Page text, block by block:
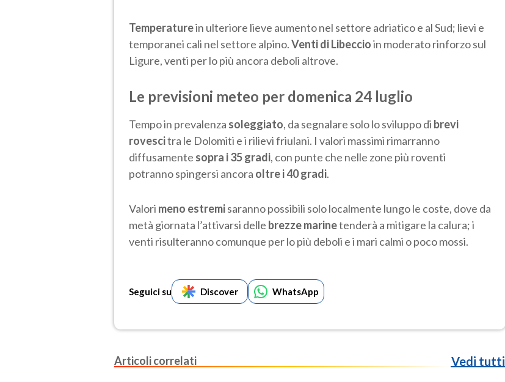
Temperaturein ulteriore lieve aumento nel settore adriatico e al Sud; lievi e
temporanei cali nel settore alpino.Venti di Libeccioin moderato rinforzo sul
Ligure, venti per lo più ancora deboli altrove.
Le previsioni meteo per domenica 24 luglio
Tempo in prevalenza soleggiato, da segnalare solo lo sviluppo di brevi
rovescitra le Dolomiti e i rilievi friulani. I valori massimi rimarranno
diffusamente sopra i 35 gradi, con punte che nelle zone più roventi
potranno spingersi ancora oltre i 40 gradi.
Valori meno estremisaranno possibili solo localmente lungo le coste, dove da
metà giornata l’attivarsi delle brezze marinetenderà a mitigare la calura; i
venti risulteranno comunque per lo più deboli e i mari calmi o poco mossi.
Seguici su Discover WhatsApp
Articoli correlati Vedi tutti